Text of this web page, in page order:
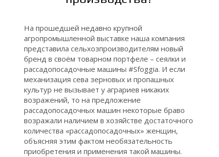
G
На прошедшей недавно крупной
агропромышленной выставке наша компания
представила сельхозпроизводителям новый
бренд в своём товарном портфеле – сеялки и
рассадопосадочные машины #Sfoggia. И если
механизация сева зерновых и пропашных
культур не вызывает у аграриев никаких
возражений, то на предложение
рассадопосадочных машин некоторые браво
возражали наличием в хозяйстве достаточного
количества «рассадопосадочных» женщин,
объясняя этим фактом необязательность
приобретения и применения такой машины.